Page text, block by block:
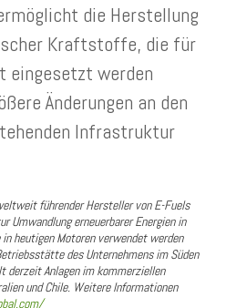
die Herstellung
Kraftstoffe, die für
eingesetzt werden
Änderungen an den
Infrastruktur
führender Hersteller von E-Fuels
erneuerbarer Energien in
heutigen Motoren verwendet werden
des Unternehmens im Süden
derzeit Anlagen im kommerziellen
und Chile. Weitere Informationen